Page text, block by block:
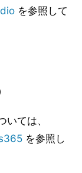
を参照して
ては、
を参照し